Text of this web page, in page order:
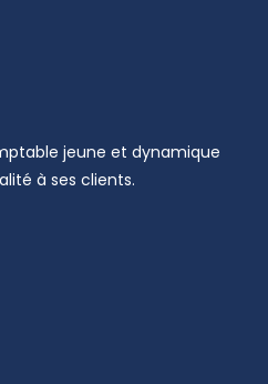
jeune et dynamique
à ses clients.